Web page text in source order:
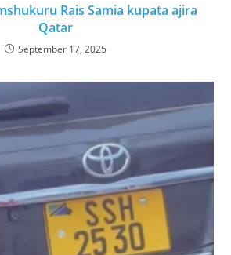
Rais Samia kupata ajira
Qatar
September 17, 2025